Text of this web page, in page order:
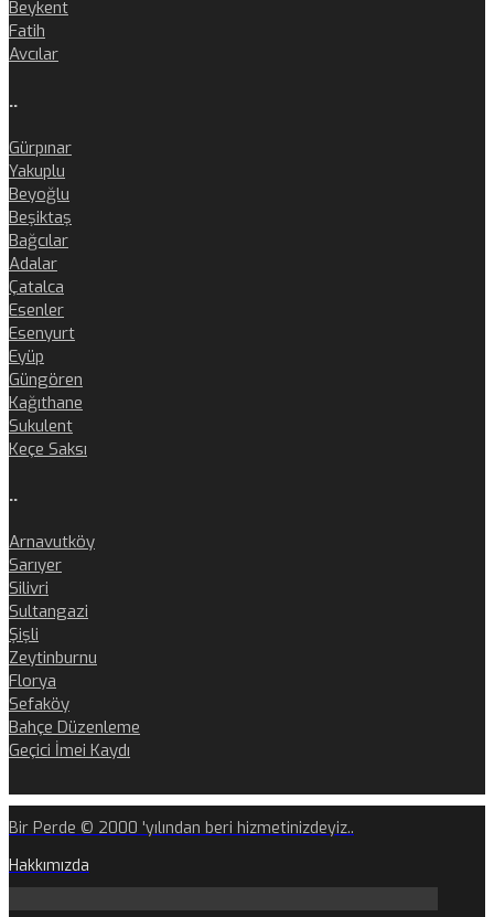
Beykent
Fatih
Avcılar
..
Gürpınar
Yakuplu
Beyoğlu
Beşiktaş
Bağcılar
Adalar
Çatalca
Esenler
Esenyurt
Eyüp
Güngören
Kağıthane
Sukulent
Keçe Saksı
..
Arnavutköy
Sarıyer
Silivri
Sultangazi
Şişli
Zeytinburnu
Florya
Sefaköy
Bahçe Düzenleme
Geçici İmei Kaydı
Bir Perde © 2000 'yılından beri hizmetinizdeyiz..
Hakkımızda